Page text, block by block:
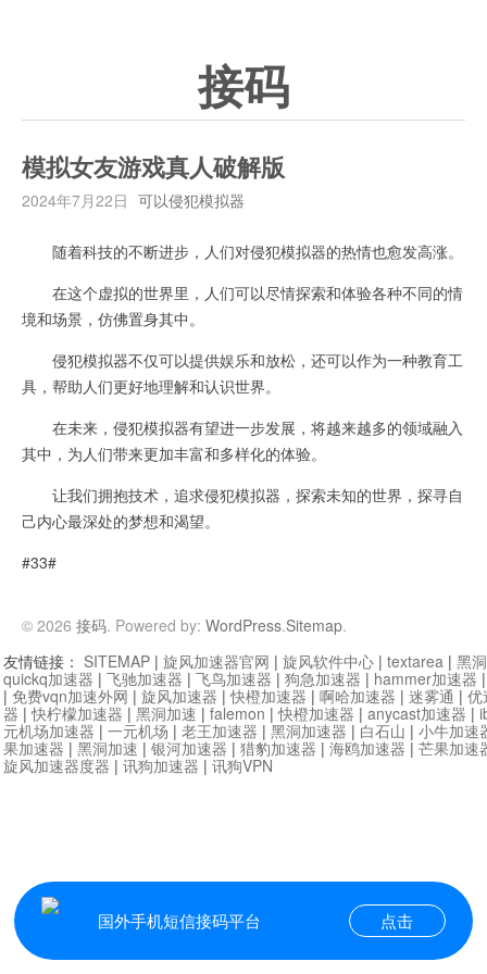
接码
模拟女友游戏真人破解版
2024年7月22日 可以侵犯模拟器
随着科技的不断进步，人们对侵犯模拟器的热情也愈发高涨。
在这个虚拟的世界里，人们可以尽情探索和体验各种不同的情
境和场景，仿佛置身其中。
侵犯模拟器不仅可以提供娱乐和放松，还可以作为一种教育工
具，帮助人们更好地理解和认识世界。
在未来，侵犯模拟器有望进一步发展，将越来越多的领域融入
其中，为人们带来更加丰富和多样化的体验。
让我们拥抱技术，追求侵犯模拟器，探索未知的世界，探寻自
己内心最深处的梦想和渴望。
#33#
© 2026 接码. Powered by: WordPress.Sitemap.
国外手机短信接码平台 点击
友情链接： SITEMAP | 旋风加速器官网 | 旋风软件中心 | textarea | 黑
quickq加速器 | 飞驰加速器 | 飞鸟加速器 | 狗急加速器 | hammer加速器
| 免费vqn加速外网 | 旋风加速器 |快橙加速器 | 啊哈加速器 | 迷雾通 | 优
器 |快柠檬加速器 | 黑洞加速 | falemon |快橙加速器 | anycast加速器 |
元机场加速器 | 一元机场 | 老王加速器 | 黑洞加速器 | 白石山 | 小牛加速
果加速器 | 黑洞加速 | 银河加速器 | 猎豹加速器 | 海鸥加速器 | 芒果加速
旋风加速器度器 | 讯狗加速器 | 讯狗VPN